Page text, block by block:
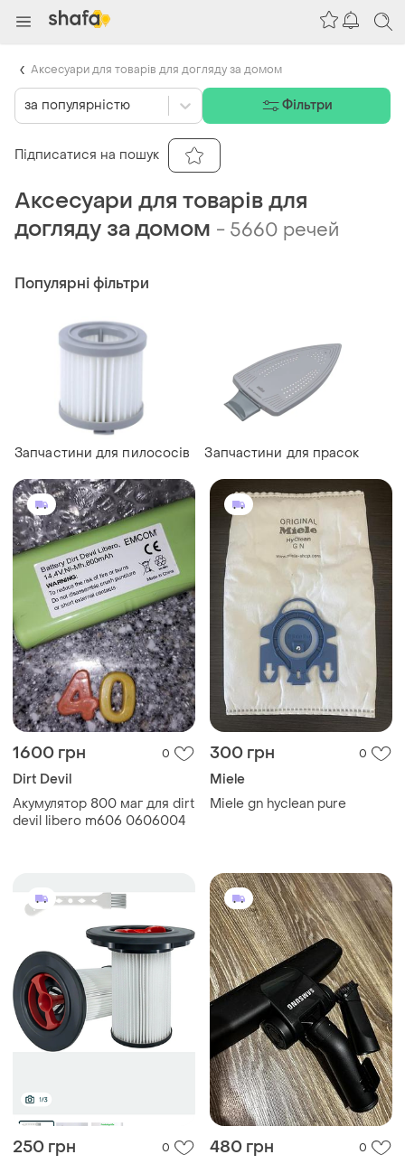
Аксесуари для товарів для
догляду за домом - 5660 речей
1600 грн 0
Dirt Devil
Акумулятор 800 маг для dirt
devil libero m606 0606004
300 грн 0
Miele
Miele gn hyclean pure
250 грн 0 480 грн 0
Популярні фільтри
Запчастини для пилососів Запчастини для прасок
за популярністю Фільтри
Підписатися на пошук
Аксесуари для товарів для догляду за домом